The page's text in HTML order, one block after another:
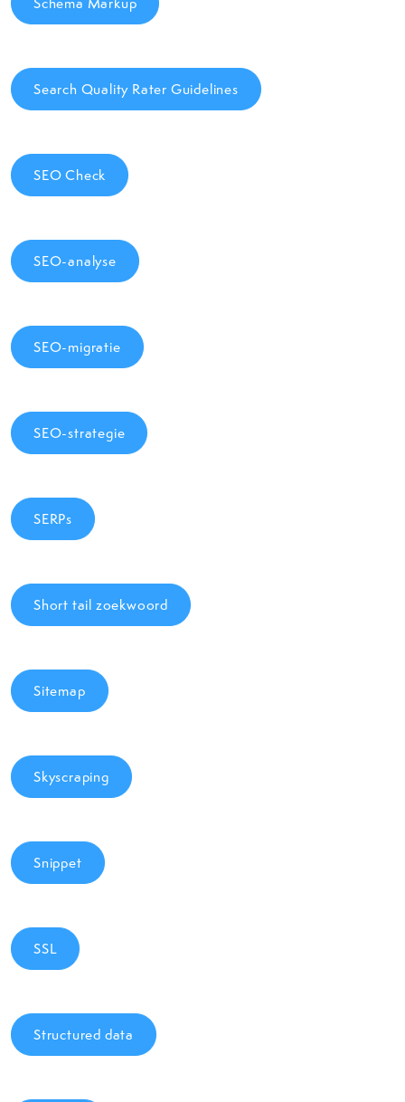
Search Quality Rater Guidelines
SEO Check
SEO-analyse
SEO-migratie
SEO-strategie
SERPs
Short tail zoekwoord
Sitemap
Skyscraping
Snippet
SSL
Structured data